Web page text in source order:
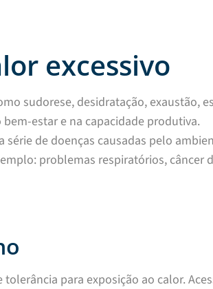
excessivo
sudorese, desidratação, exaustão,
estar e na capacidade produtiva.
de doenças causadas pelo
problemas respiratórios, câncer
tolerância para exposição ao calor.